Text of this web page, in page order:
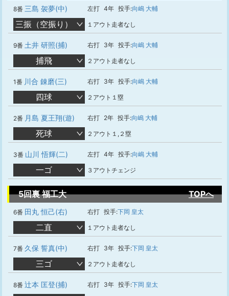
8番 三島 袈夢(中) 左打 4年 投手:向嶋 大輔
三振（空振り） １アウト走者なし
9番 土井 研照(捕) 右打 3年 投手:向嶋 大輔
捕飛 ２アウト走者なし
1番 川合 錬磨(三) 右打 3年 投手:向嶋 大輔
四球 ２アウト１塁
2番 月島 夏王翔(遊) 右打 2年 投手:向嶋 大輔
死球 ２アウト１,２塁
3番 山川 悟輝(二) 左打 4年 投手:向嶋 大輔
一ゴ ３アウトチェンジ
5回裏 福工大 TOPへ
6番 田丸 恒己(右) 右打 投手:下岡 皇太
二直 １アウト走者なし
7番 久保 誓真(中) 右打 3年 投手:下岡 皇太
三ゴ ２アウト走者なし
8番 辻本 匡登(捕) 右打 3年 投手:下岡 皇太